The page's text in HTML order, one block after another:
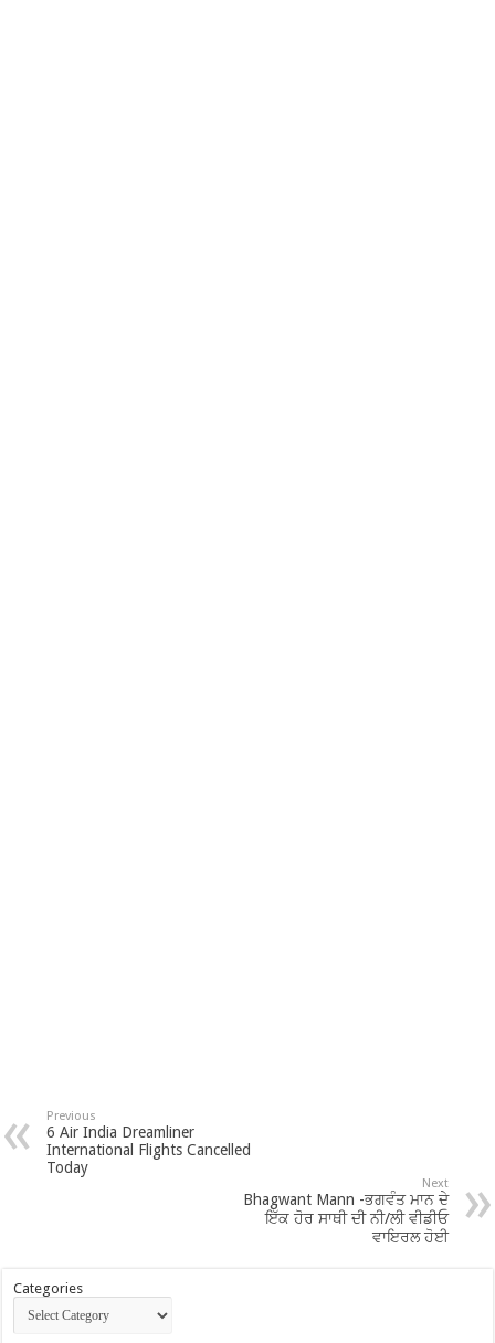
Previous
6 Air India Dreamliner
International Flights Cancelled
Today
Next
Bhagwant Mann -ਭਗਵੰਤ ਮਾਨ ਦੇ
ਇੱਕ ਹੋਰ ਸਾਥੀ ਦੀ ਨੀ/ਲੀ ਵੀਡੀਓ
ਵਾਇਰਲ ਹੋਈ
Categories